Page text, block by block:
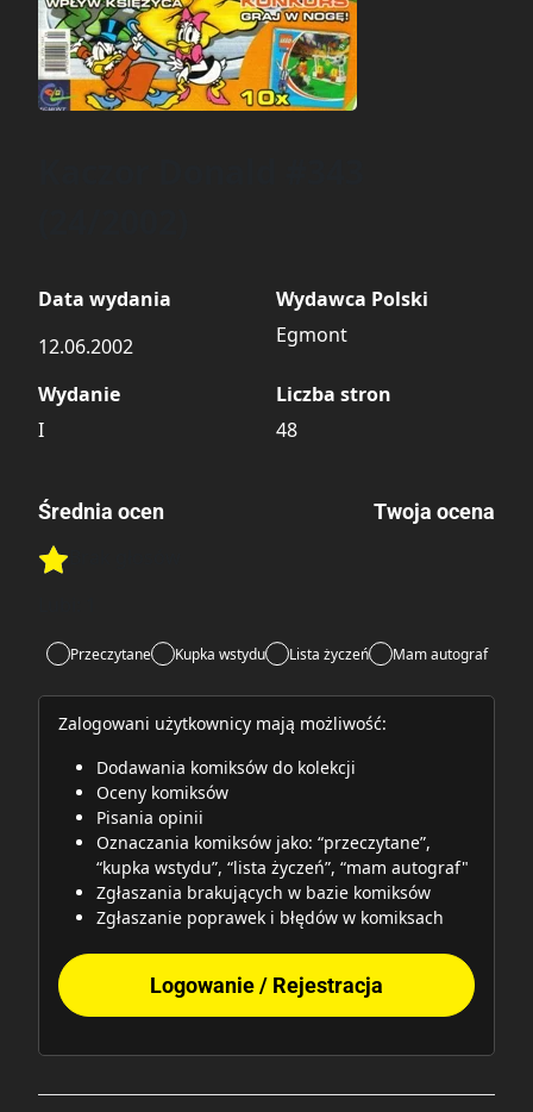
Data wydania
12.06.2002
Wydawca Polski
Egmont
Wydanie
I
Liczba stron
48
Średnia ocen
Rate this item:
Twoja ocena
Przeczytane Kupka wstydu Lista życzeń Mam autograf
Zalogowani użytkownicy mają możliwość:
Dodawania komiksów do kolekcji
Oceny komiksów
Pisania opinii
Oznaczania komiksów jako: “przeczytane”,
“kupka wstydu”, “lista życzeń”, “mam autograf"
Zgłaszania brakujących w bazie komiksów
Zgłaszanie poprawek i błędów w komiksach
Logowanie / Rejestracja